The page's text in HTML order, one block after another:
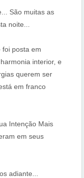
São muitas as
noite...
foi posta em
interior, e
querem ser
em franco
Intenção Mais
em seus
adiante...